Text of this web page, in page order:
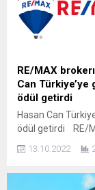
RE/MAX
Can Türkiye’ye
ödül getirdi
Hasan Can
ödül getirdi RE/
ödüllerin en üst
Distinction” RE/
13.10.2022